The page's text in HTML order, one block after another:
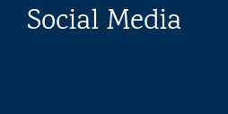
Social Media